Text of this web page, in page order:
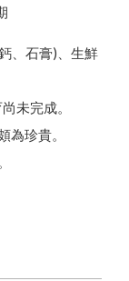
、石膏)、生鮮
未完成。
為珍貴。